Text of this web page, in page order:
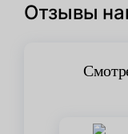
Отзывы